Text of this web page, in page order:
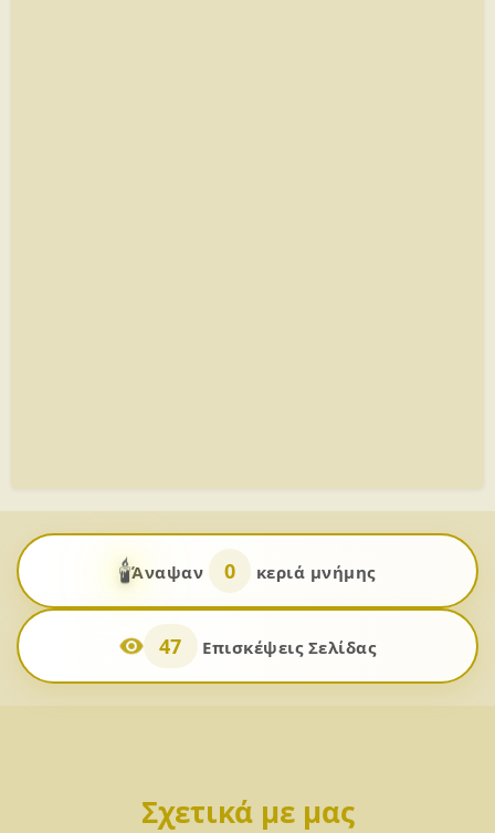
🕯️Άναψαν 0 κεριά μνήμης
47 Επισκέψεις Σελίδας
Σχετικά με μας